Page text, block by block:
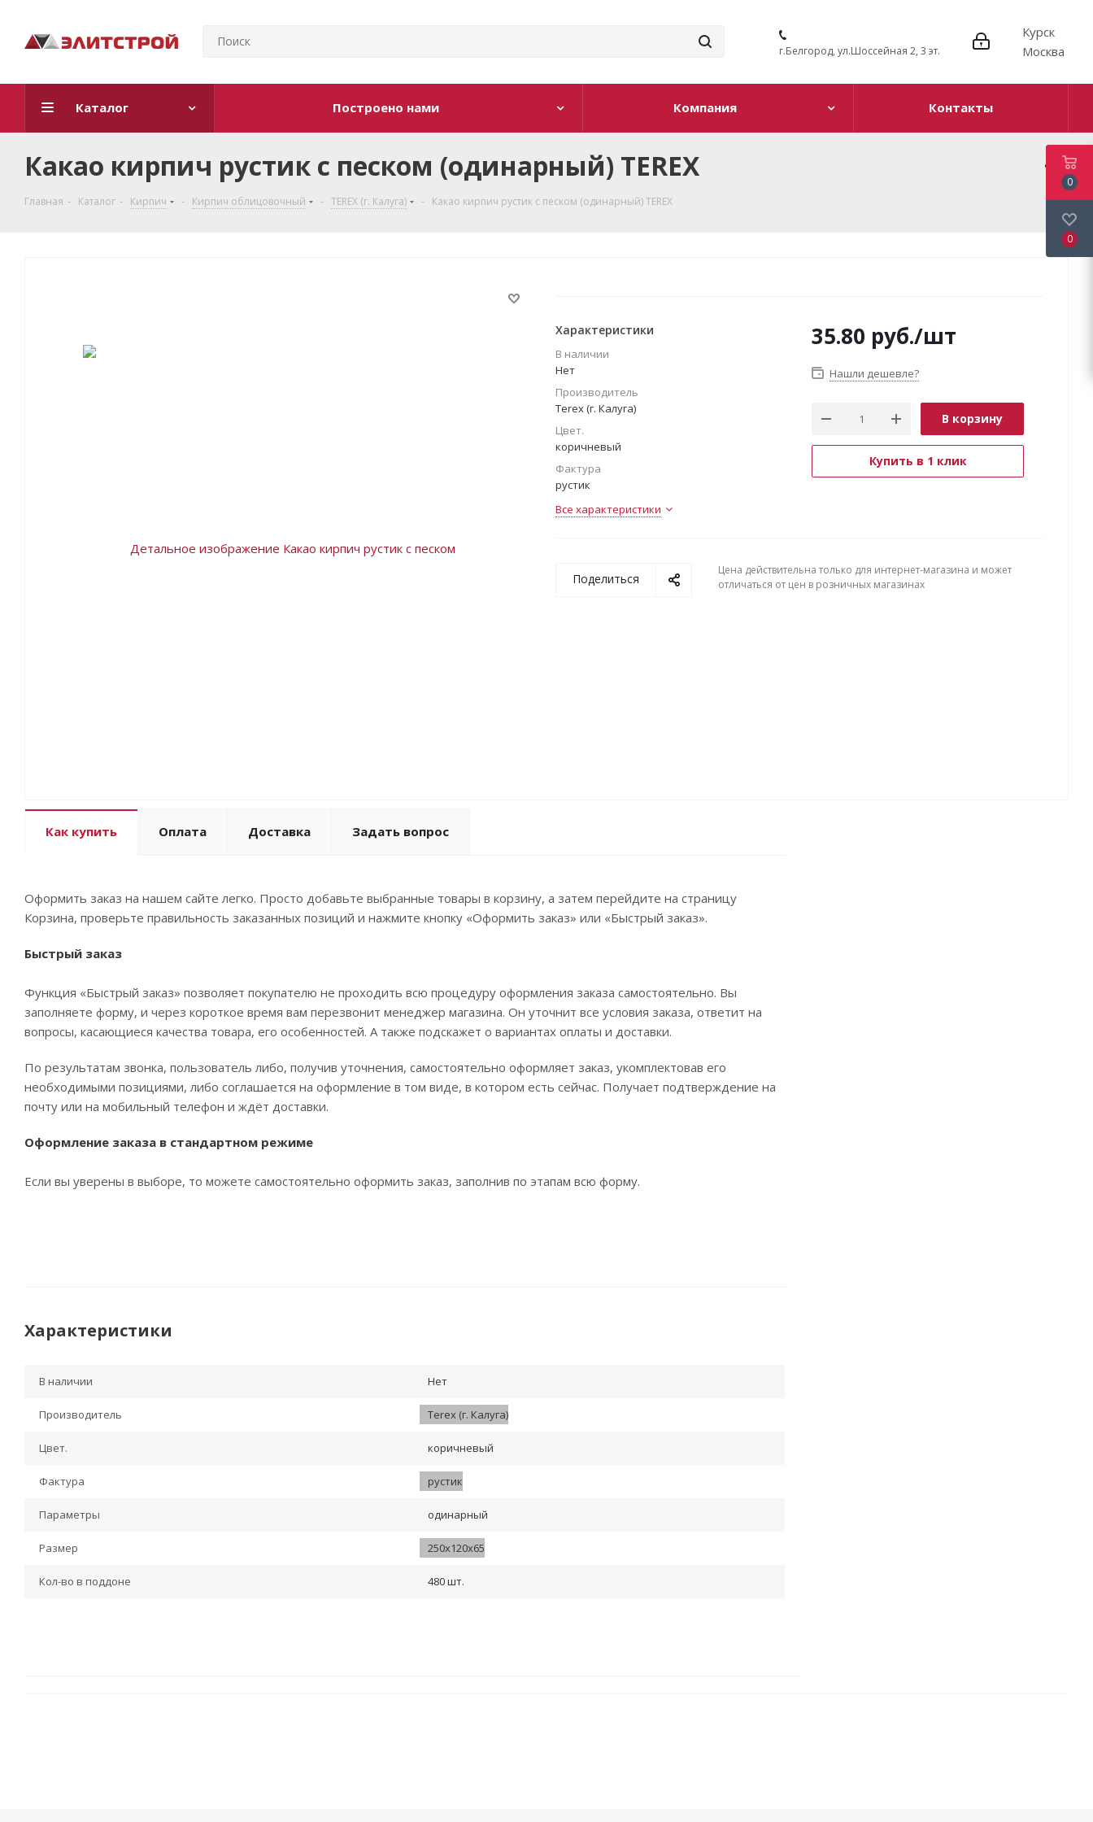
Курск
Москва
г.Белгород, ул.Шоссейная 2, 3 эт.
Каталог Построено нами Компания Контакты
Какао кирпич рустик с песком (одинарный) TEREX
Главная - Каталог - Кирпич - Кирпич облицовочный - TEREX (г. Калуга) - Какао кирпич рустик с песком (одинарный) TEREX
Характеристики
В наличии
Нет
Производитель
Terex (г. Калуга)
Цвет.
коричневый
Фактура
рустик
Все характеристики
35.80 руб./шт
Нашли дешевле?
В корзину
Купить в 1 клик
Поделиться
Цена действительна только для интернет-магазина и может
отличаться от цен в розничных магазинах
Как купить Оплата Доставка Задать вопрос
Оформить заказ на нашем сайте легко. Просто добавьте выбранные товары в корзину, а затем перейдите на страницу
Корзина, проверьте правильность заказанных позиций и нажмите кнопку «Оформить заказ» или «Быстрый заказ».
Быстрый заказ
Функция «Быстрый заказ» позволяет покупателю не проходить всю процедуру оформления заказа самостоятельно. Вы
заполняете форму, и через короткое время вам перезвонит менеджер магазина. Он уточнит все условия заказа, ответит на
вопросы, касающиеся качества товара, его особенностей. А также подскажет о вариантах оплаты и доставки.
По результатам звонка, пользователь либо, получив уточнения, самостоятельно оформляет заказ, укомплектовав его
необходимыми позициями, либо соглашается на оформление в том виде, в котором есть сейчас. Получает подтверждение на
почту или на мобильный телефон и ждёт доставки.
Оформление заказа в стандартном режиме
Если вы уверены в выборе, то можете самостоятельно оформить заказ, заполнив по этапам всю форму.
Характеристики
В наличии Нет
Производитель Terex (г. Калуга)
Цвет. коричневый
Фактура рустик
Параметры одинарный
Размер 250х120х65
Кол-во в поддоне 480 шт.
0
0